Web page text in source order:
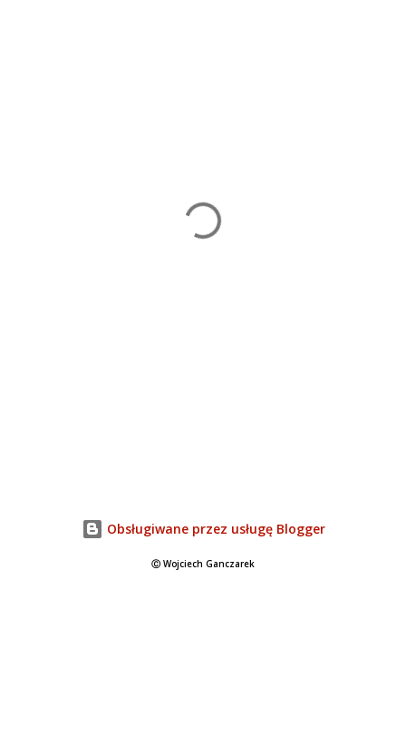
Obsługiwane przez usługę Blogger
Ⓒ Wojciech Ganczarek